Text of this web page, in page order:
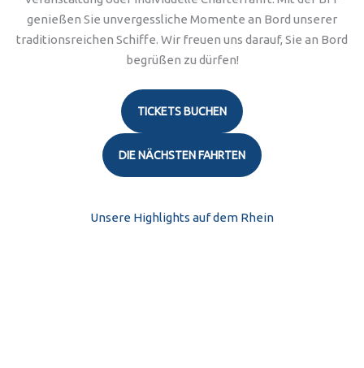
genießen Sie unvergessliche Momente an Bord unserer
traditionsreichen Schiffe. Wir freuen uns darauf, Sie an Bord
begrüßen zu dürfen!
TICKETS BUCHEN
DIE NÄCHSTEN FAHRTEN
Unsere Highlights auf dem Rhein